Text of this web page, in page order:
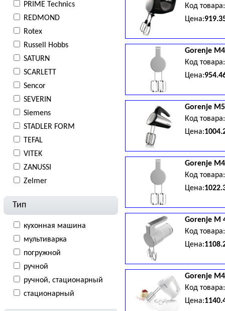
PRIME Technics
REDMOND
Rotex
Russell Hobbs
SATURN
SCARLETT
Sencor
SEVERIN
Siemens
STADLER FORM
TEFAL
VITEK
ZANUSSI
Zelmer
Тип
кухонная машина
мультиварка
погружной
ручной
ручной, стационарный
стационарный
Код
Цена:
Gorenje
Код
Цена:
Gorenje
Код
Цена:
Gorenje
Код
Цена:
Gorenje M
Код
Цена:
Gorenje
Код
Цена: